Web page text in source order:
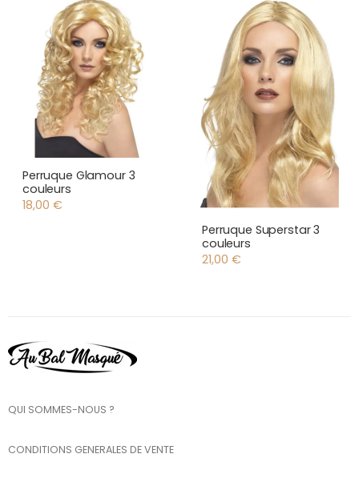
Perruque Glamour 3
couleurs
18,00 €
Perruque Superstar 3
couleurs
21,00 €
QUI SOMMES-NOUS ?
CONDITIONS GENERALES DE VENTE